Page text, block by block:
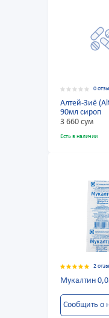
0
Алтей-Зиё
90мл сироп
3 660 сум
Есть в наличии
2
Мукалтин
Сообщить о